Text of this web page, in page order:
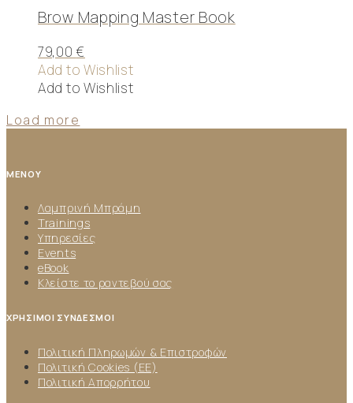
Brow Mapping Master Book
79,00 €
Add to Wishlist
Add to Wishlist
Load more
ΜΕΝΟΥ
Λαμπρινή Μπράμη
Trainings
Υπηρεσίες
Events
eBook
Κλείστε το ραντεβού σας
ΧΡΗΣΙΜΟΙ ΣΥΝΔΕΣΜΟΙ
Πολιτική Πληρωμών & Επιστροφών
Πολιτική Cookies (ΕΕ)
Πολιτική Απορρήτου